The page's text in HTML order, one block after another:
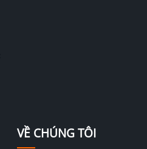
VỀ CHÚNG TÔI